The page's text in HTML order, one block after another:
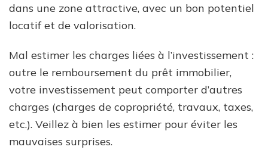
dans une zone attractive, avec un bon potentiel
locatif et de valorisation.
Mal estimer les charges liées à l’investissement :
outre le remboursement du prêt immobilier,
votre investissement peut comporter d’autres
charges (charges de copropriété, travaux, taxes,
etc.). Veillez à bien les estimer pour éviter les
mauvaises surprises.